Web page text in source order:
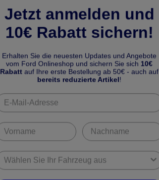
Jetzt anmelden und
10€ Rabatt sichern!
Erhalten Sie die neuesten Updates und Angebote
vom Ford Onlineshop und sichern Sie sich 10€
Rabatt auf Ihre erste Bestellung ab 50€ - auch auf
bereits reduzierte Artikel!